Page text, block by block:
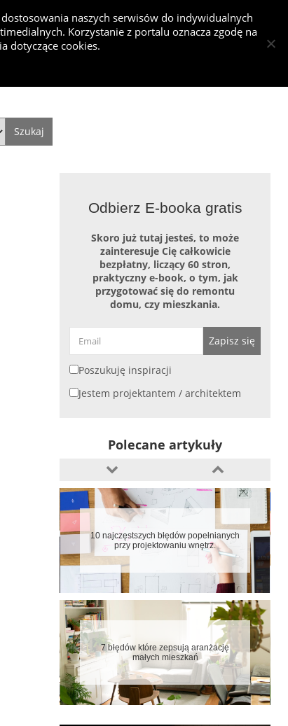
Dodaj projekt
Odbierz E-booka gratis
Skoro już tutaj jesteś, to może
zainteresuje Cię całkowicie
bezpłatny, liczący 60 stron,
praktyczny e-book, o tym, jak
przygotować się do remontu
domu, czy mieszkania.
Zapisz się
Poszukuję inspiracji
Jestem projektantem / architektem
Polecane artykuły
kuchenne
10 najczęstszych błędów popełnianych
przy projektowaniu wnętrz.
7 błędów które zepsują aranżację
małych mieszkań
naszych serwisów do indywidualnych
Korzystanie z portalu oznacza zgodę na
dotyczące cookies.